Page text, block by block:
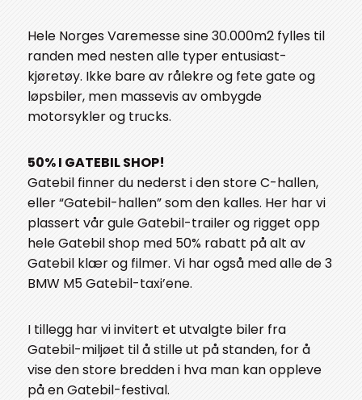
Hele Norges Varemesse sine 30.000m2 fylles til
randen med nesten alle typer entusiast-
kjøretøy. Ikke bare av rålekre og fete gate og
løpsbiler, men massevis av ombygde
motorsykler og trucks.
50% I GATEBIL SHOP!
Gatebil finner du nederst i den store C-hallen,
eller “Gatebil-hallen” som den kalles. Her har vi
plassert vår gule Gatebil-trailer og rigget opp
hele Gatebil shop med 50% rabatt på alt av
Gatebil klær og filmer. Vi har også med alle de 3
BMW M5 Gatebil-taxi’ene.
I tillegg har vi invitert et utvalgte biler fra
Gatebil-miljøet til å stille ut på standen, for å
vise den store bredden i hva man kan oppleve
på en Gatebil-festival.